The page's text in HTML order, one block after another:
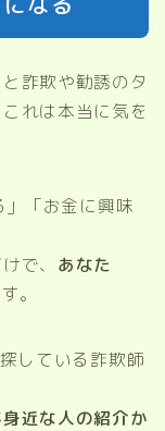
詐欺や勧誘のタ
れは本当に気を
」「お金に興味
で、 あなた
。
している詐欺師
近な人の紹介か